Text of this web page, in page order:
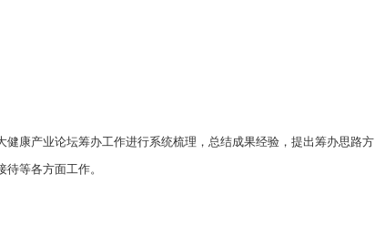
康产业论坛筹办工作进行系统梳理，总结成果经验，提出筹办思路方
等各方面工作。